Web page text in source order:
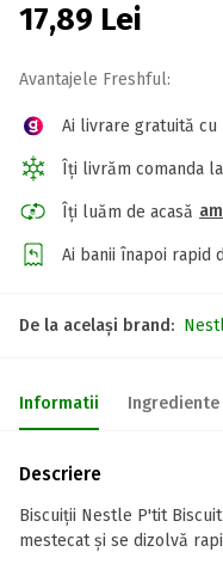
17,89 Lei
Avantajele Freshful:
Ai livrare gratuită cu
Îți livrăm comanda
Îți luăm de acasă
Ai banii înapoi rapid
De la același brand:
Informatii Ingrediente
Descriere
Biscuiții Nestle P'tit
mestecat și se dizolvă